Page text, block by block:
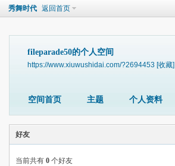
秀舞时代 返回首页
fileparade50的个人空间
https://www.xiuwushidai.com/?2694453 [收藏]
空间首页 主题 个人资料
好友
当前共有 0 个好友